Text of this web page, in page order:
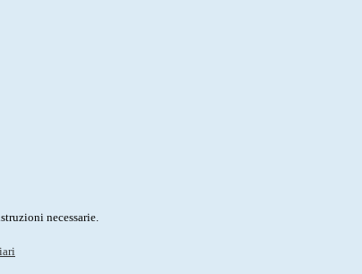
necessarie.